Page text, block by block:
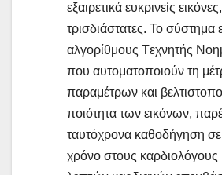
εξαιρετικά ευκρινείς
τρισδιάστατες. Το σύστημα
αλγορίθμους Tεχνητής
που αυτοματοποιούν τη
παραμέτρων και
ποιότητα των εικόνων,
ταυτόχρονα καθοδήγηση
χρόνο στους καρδιολόγους